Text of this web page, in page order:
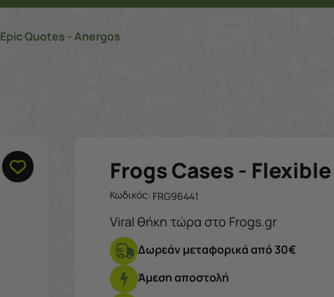
Epic Quotes - Anergos
Frogs Cases - Flexible
Κωδικός: FRG96441
Viral θήκη τώρα στο Frogs.gr
Δωρεάν μεταφορικά από 30€
Άμεση αποστολή